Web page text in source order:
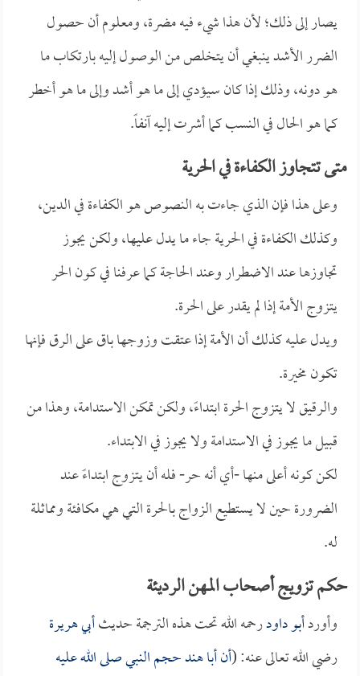
يصار إلى ذلك؛ لأن هذا شيء فيه مضرة، ومعلوم أن حصول
الضرر الأشد ينبغي أن يتخلص من الوصول إليه بارتكاب ما
هو دونه، وذلك إذا كان سيؤدي إلى ما هو أشد وإلى ما هو أخطر
كما هو الحال في النسب كما أشرت إليه آنفاً.
متى تتجاوز الكفاءة في الحرية
وعلى هذا فإن الذي جاءت به النصوص هو الكفاءة في الدين،
وكذلك الكفاءة في الحرية جاء ما يدل عليها، ولكن يجوز
تجاوزها عند الاضطرار وعند الحاجة كما عرفنا في كون الحر
يتزوج الأمة إذا لم يقدر على الحرة.
ويدل عليه كذلك أن الأمة إذا عتقت وزوجها باق على الرق فإنها
تكون مخيرة.
والرقيق لا يتزوج الحرة ابتداءً، ولكن تمكن الاستدامة، وهذا من
قبيل ما يجوز في الاستدامة ولا يجوز في الابتداء.
لكن كونه أعلى منها -أي أنه حر- فله أن يتزوج ابتداءً عند
الضرورة حين لا يستطيع الزواج بالحرة التي هي مكافئة ومماثلة
له.
حكم تزويج أصحاب المهن الرديئة
وأوردأبو داودرحمه الله تحت هذه الترجمة حديثأبي هريرة
رضي الله تعالى عنه: (أنأبا هندحجم النبي صلى الله عليه